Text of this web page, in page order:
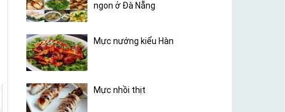
ngon ở Đà Nẵng
Mực nướng kiểu Hàn
Mực nhồi thịt